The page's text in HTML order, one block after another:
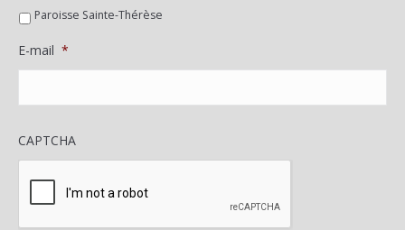
Paroisse Sainte-Thérèse
E-mail *
CAPTCHA